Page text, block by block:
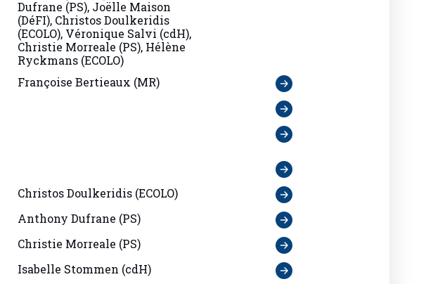
Dufrane (PS), Joëlle Maison
(DéFI), Christos Doulkeridis
(ECOLO), Véronique Salvi (cdH),
Christie Morreale (PS), Hélène
Ryckmans (ECOLO)
Françoise Bertieaux (MR)
Christos Doulkeridis (ECOLO)
Anthony Dufrane (PS)
Christie Morreale (PS)
Isabelle Stommen (cdH)